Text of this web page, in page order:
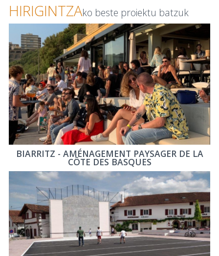
HIRIGINTZAko beste proiektu batzuk
BIARRITZ - AMÉNAGEMENT PAYSAGER DE LA
CÔTE DES BASQUES